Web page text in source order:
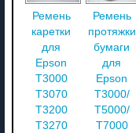
Ремень
каретки
для
Epson
T3000
T3070
T3200
T3270
Ремень
протяжки
бумаги
для
Epson
T3000/
T5000/
T7000